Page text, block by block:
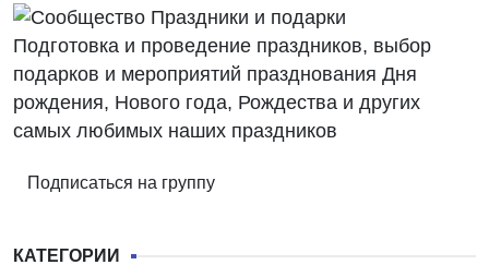
Подготовка и проведение праздников, выбор
подарков и мероприятий празднования Дня
рождения, Нового года, Рождества и других
самых любимых наших праздников
Подписаться на группу
КАТЕГОРИИ